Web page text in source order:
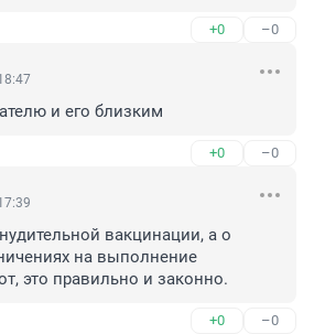
+0 –0
и его близким
+0 –0
вакцинации, а о
на выполнение
это правильно и законно.
+0 –0